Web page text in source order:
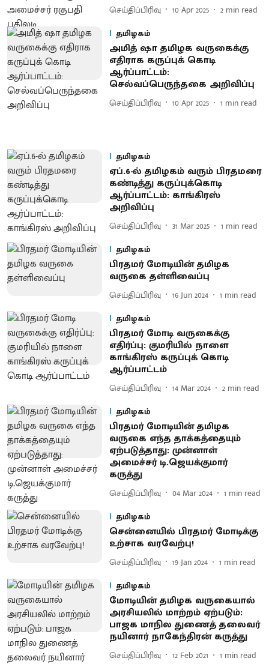
செய்திப்பிரிவு 10 Apr 2025 2 min read
தமிழகம்
அமித் ஷா தமிழக வருகைக்கு
எதிராக கருப்புக் கொடி
ஆர்ப்பாட்டம்:
செல்வப்பெருந்தகை அறிவிப்பு
செய்திப்பிரிவு 10 Apr 2025 1 min read
தமிழகம்
ஏப்.6-ல் தமிழகம் வரும் பிரதமரை
கண்டித்து கருப்புக்கொடி
ஆர்ப்பாட்டம்: காங்கிரஸ்
அறிவிப்பு
செய்திப்பிரிவு 31 Mar 2025 1 min read
தமிழகம்
பிரதமர் மோடியின் தமிழக
வருகை தள்ளிவைப்பு
செய்திப்பிரிவு 16 Jun 2024 1 min read
தமிழகம்
பிரதமர் மோடி வருகைக்கு
எதிர்ப்பு: குமரியில் நாளை
காங்கிரஸ் கருப்புக் கொடி
ஆர்ப்பாட்டம்
செய்திப்பிரிவு 14 Mar 2024 2 min read
தமிழகம்
பிரதமர் மோடியின் தமிழக
வருகை எந்த தாக்கத்தையும்
ஏற்படுத்தாது: முன்னாள்
அமைச்சர் டி.ஜெயக்குமார்
கருத்து
செய்திப்பிரிவு 04 Mar 2024 1 min read
தமிழகம்
சென்னையில் பிரதமர் மோடிக்கு
உற்சாக வரவேற்பு!
செய்திப்பிரிவு 19 Jan 2024 1 min read
தமிழகம்
மோடியின் தமிழக வருகையால்
அரசியலில் மாற்றம் ஏற்படும்:
பாஜக மாநில துணைத் தலைவர்
நயினார் நாகேந்திரன் கருத்து
செய்திப்பிரிவு 12 Feb 2021 1 min read